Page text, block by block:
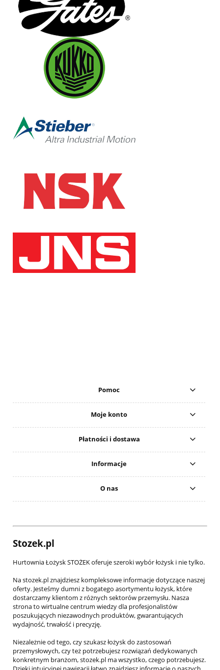
Pomoc
Moje konto
Płatności i dostawa
Informacje
O nas
Stozek.pl
Hurtownia Łożysk STOŻEK oferuje szeroki wybór łożysk i nie tylko.
Na stozek.pl znajdziesz kompleksowe informacje dotyczące naszej
oferty. Jesteśmy dumni z bogatego asortymentu łożysk, które
dostarczamy klientom z różnych sektorów przemysłu. Nasza
strona to wirtualne centrum wiedzy dla profesjonalistów
poszukujących niezawodnych produktów, gwarantujących
wydajność, trwałość i precyzję.
Niezależnie od tego, czy szukasz łożysk do zastosowań
przemysłowych, czy też potrzebujesz rozwiązań dedykowanych
konkretnym branżom, stozek.pl ma wszystko, czego potrzebujesz.